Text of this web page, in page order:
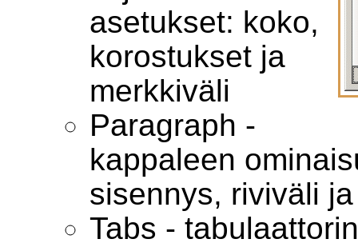
asetukset: koko,
korostukset ja
merkkiväli
Paragraph -
kappaleen
sisennys, riviväli
Tabs -